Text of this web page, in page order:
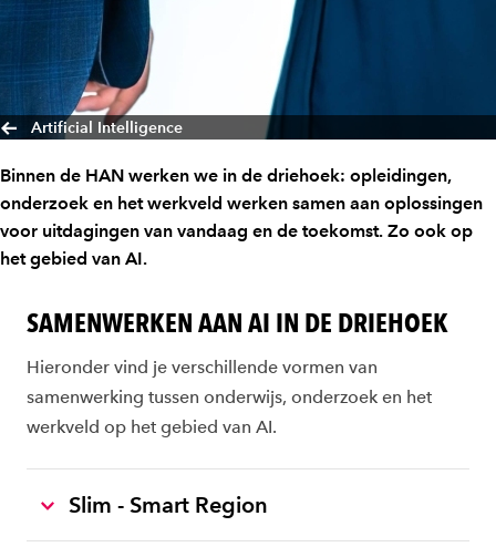
Artificial Intelligence
Binnen de HAN werken we in de driehoek: opleidingen,
onderzoek en het werkveld werken samen aan oplossingen
voor uitdagingen van vandaag en de toekomst. Zo ook op
het gebied van AI.
SAMENWERKEN AAN AI IN DE DRIEHOEK
Hieronder vind je verschillende vormen van
samenwerking tussen onderwijs, onderzoek en het
werkveld op het gebied van AI.
Slim - Smart Region